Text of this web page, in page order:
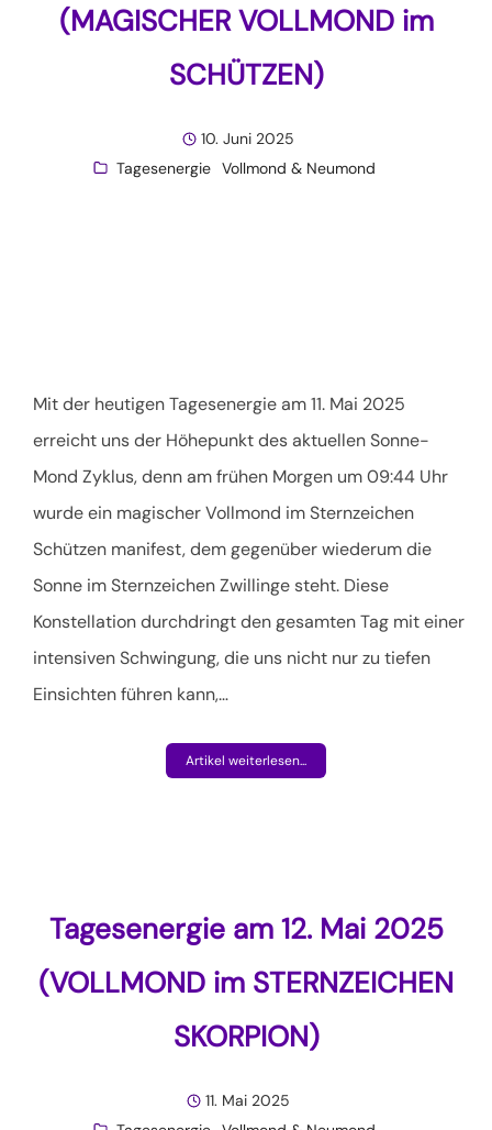
(MAGISCHER VOLLMOND im
SCHÜTZEN)
10. Juni 2025
Tagesenergie Vollmond & Neumond
Mit der heutigen Tagesenergie am 11. Mai 2025
erreicht uns der Höhepunkt des aktuellen Sonne-
Mond Zyklus, denn am frühen Morgen um 09:44 Uhr
wurde ein magischer Vollmond im Sternzeichen
Schützen manifest, dem gegenüber wiederum die
Sonne im Sternzeichen Zwillinge steht. Diese
Konstellation durchdringt den gesamten Tag mit einer
intensiven Schwingung, die uns nicht nur zu tiefen
Einsichten führen kann,…
Artikel weiterlesen...
Tagesenergie am 12. Mai 2025
(VOLLMOND im STERNZEICHEN
SKORPION)
11. Mai 2025